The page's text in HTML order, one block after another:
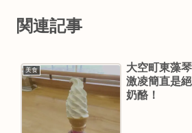
関連記事
美食
大空町東藻
激凌簡直是
奶酪！